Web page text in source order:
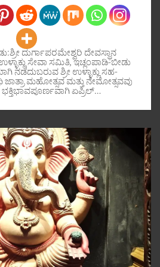
ದುರ್ಗಾಪರಮೇಶ್ವರಿ ದೇವಸ್ಥಾನ
ಸೇವಾ ಸಮಿತಿ, ಇಚ್ಲಂಪಾಡಿ-ಬೀಡು
ಶ್ರೀ ಉಳ್ಳಾಕ್ಲು ಸಹ-
ಮಹೋತ್ಸವ ಮತ್ತು ನೇಮೋತ್ಸವವು
ಏಪ್ರಿಲ್…